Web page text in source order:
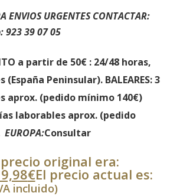
ENVIOS URGENTES CONTACTAR:
923 39 07 05
a partir de 50€: 24/48 horas,
(España Peninsular). BALEARES:3
aprox. (pedido mínimo 140€)
laborables aprox. (pedido
EUROPA:Consultar
precio original era:
€El precio actual es:
incluido)